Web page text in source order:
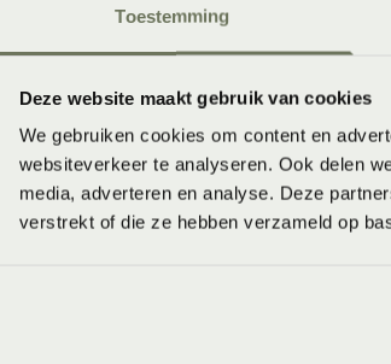
Toestemming
Deze website maakt gebruik van cookies
We gebruiken cookies om content en
websiteverkeer te analyseren. Ook delen
media, adverteren en analyse. Deze
verstrekt of die ze hebben verzameld op
Bij LeDorm draait
producten die lang meegaan.
waarbij het ergonomische
slaapt, maar ook in de juiste
Onze belofte
om jou een gezonde nachtrust
mogelijk maakt. Samen met